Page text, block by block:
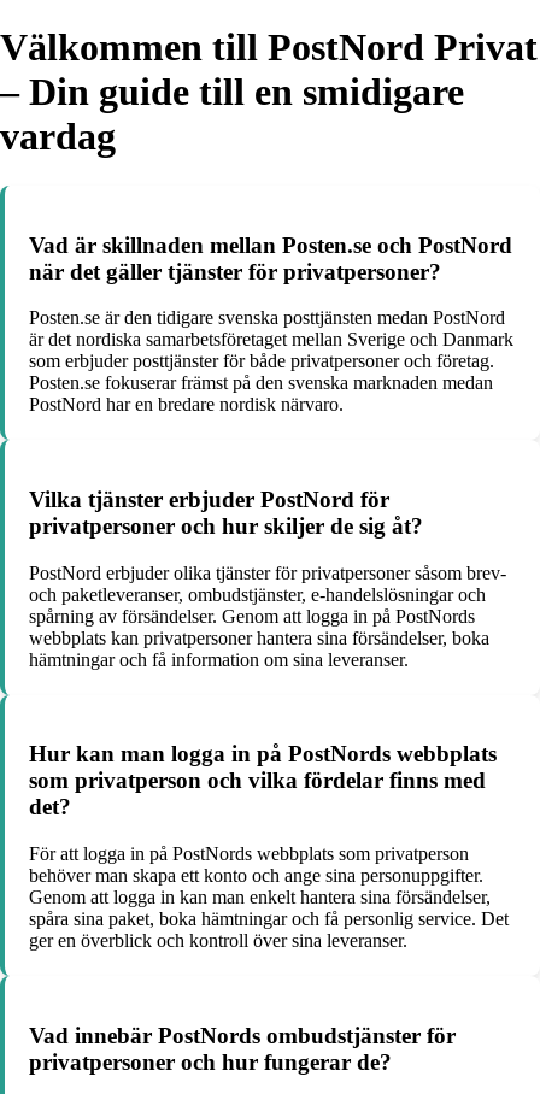
Välkommen till PostNord Privat
– Din guide till en smidigare
vardag
Vad är skillnaden mellan Posten.se och PostNord
när det gäller tjänster för privatpersoner?
Posten.se är den tidigare svenska posttjänsten medan PostNord
är det nordiska samarbetsföretaget mellan Sverige och Danmark
som erbjuder posttjänster för både privatpersoner och företag.
Posten.se fokuserar främst på den svenska marknaden medan
PostNord har en bredare nordisk närvaro.
Vilka tjänster erbjuder PostNord för
privatpersoner och hur skiljer de sig åt?
PostNord erbjuder olika tjänster för privatpersoner såsom brev-
och paketleveranser, ombudstjänster, e-handelslösningar och
spårning av försändelser. Genom att logga in på PostNords
webbplats kan privatpersoner hantera sina försändelser, boka
hämtningar och få information om sina leveranser.
Hur kan man logga in på PostNords webbplats
som privatperson och vilka fördelar finns med
det?
För att logga in på PostNords webbplats som privatperson
behöver man skapa ett konto och ange sina personuppgifter.
Genom att logga in kan man enkelt hantera sina försändelser,
spåra sina paket, boka hämtningar och få personlig service. Det
ger en överblick och kontroll över sina leveranser.
Vad innebär PostNords ombudstjänster för
privatpersoner och hur fungerar de?